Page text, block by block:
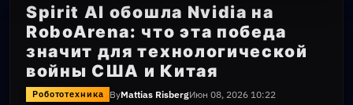
Spirit AI обошла Nvidia на
RoboArena: что эта победа
значит для технологической
войны США и Китая
Робототехника ByMattias RisbergИюн 08, 2026 10:22